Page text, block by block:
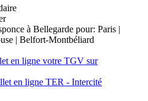
à Bellegarde pour: Paris |
| Belfort-Montbéliard
en ligne votre TGV sur
en ligne TER - Intercité